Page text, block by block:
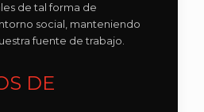
de tal forma de
social, manteniendo
fuente de trabajo.
DE